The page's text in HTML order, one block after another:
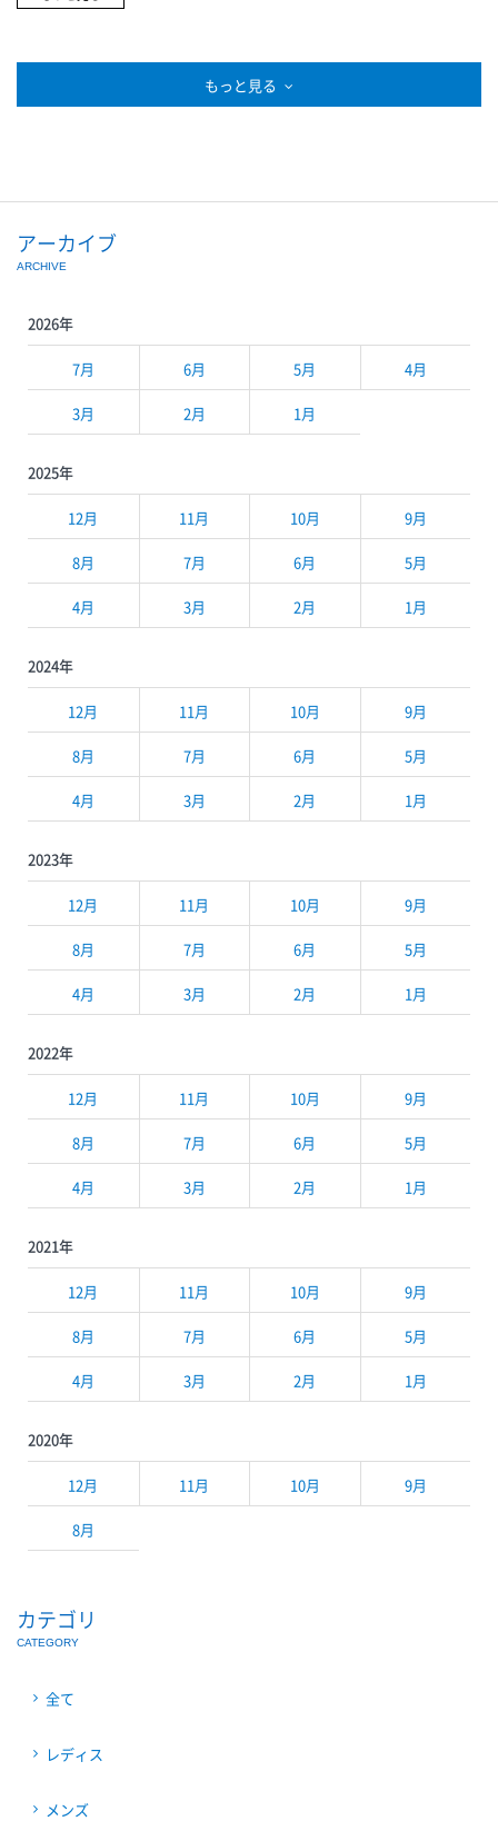
円ジェラートピケPIQUE MONSTER ショートパンツ 6,380円ジェラー
トピケPIQUE MONSTER BIGフーディ 10,780円BEE my HONEY 近藤
もっと見る
アーカイブ
ARCHIVE
2026年
7月 6月 5月 4月
3月 2月 1月
2025年
12月 11月 10月 9月
8月 7月 6月 5月
4月 3月 2月 1月
2024年
12月 11月 10月 9月
8月 7月 6月 5月
4月 3月 2月 1月
2023年
12月 11月 10月 9月
8月 7月 6月 5月
4月 3月 2月 1月
2022年
12月 11月 10月 9月
8月 7月 6月 5月
4月 3月 2月 1月
2021年
12月 11月 10月 9月
8月 7月 6月 5月
4月 3月 2月 1月
2020年
12月 11月 10月 9月
8月
カテゴリ
CATEGORY
全て
レディス
メンズ